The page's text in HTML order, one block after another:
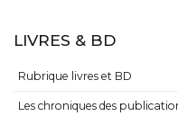
LIVRES & BD
Rubrique livres et BD
Les chroniques des